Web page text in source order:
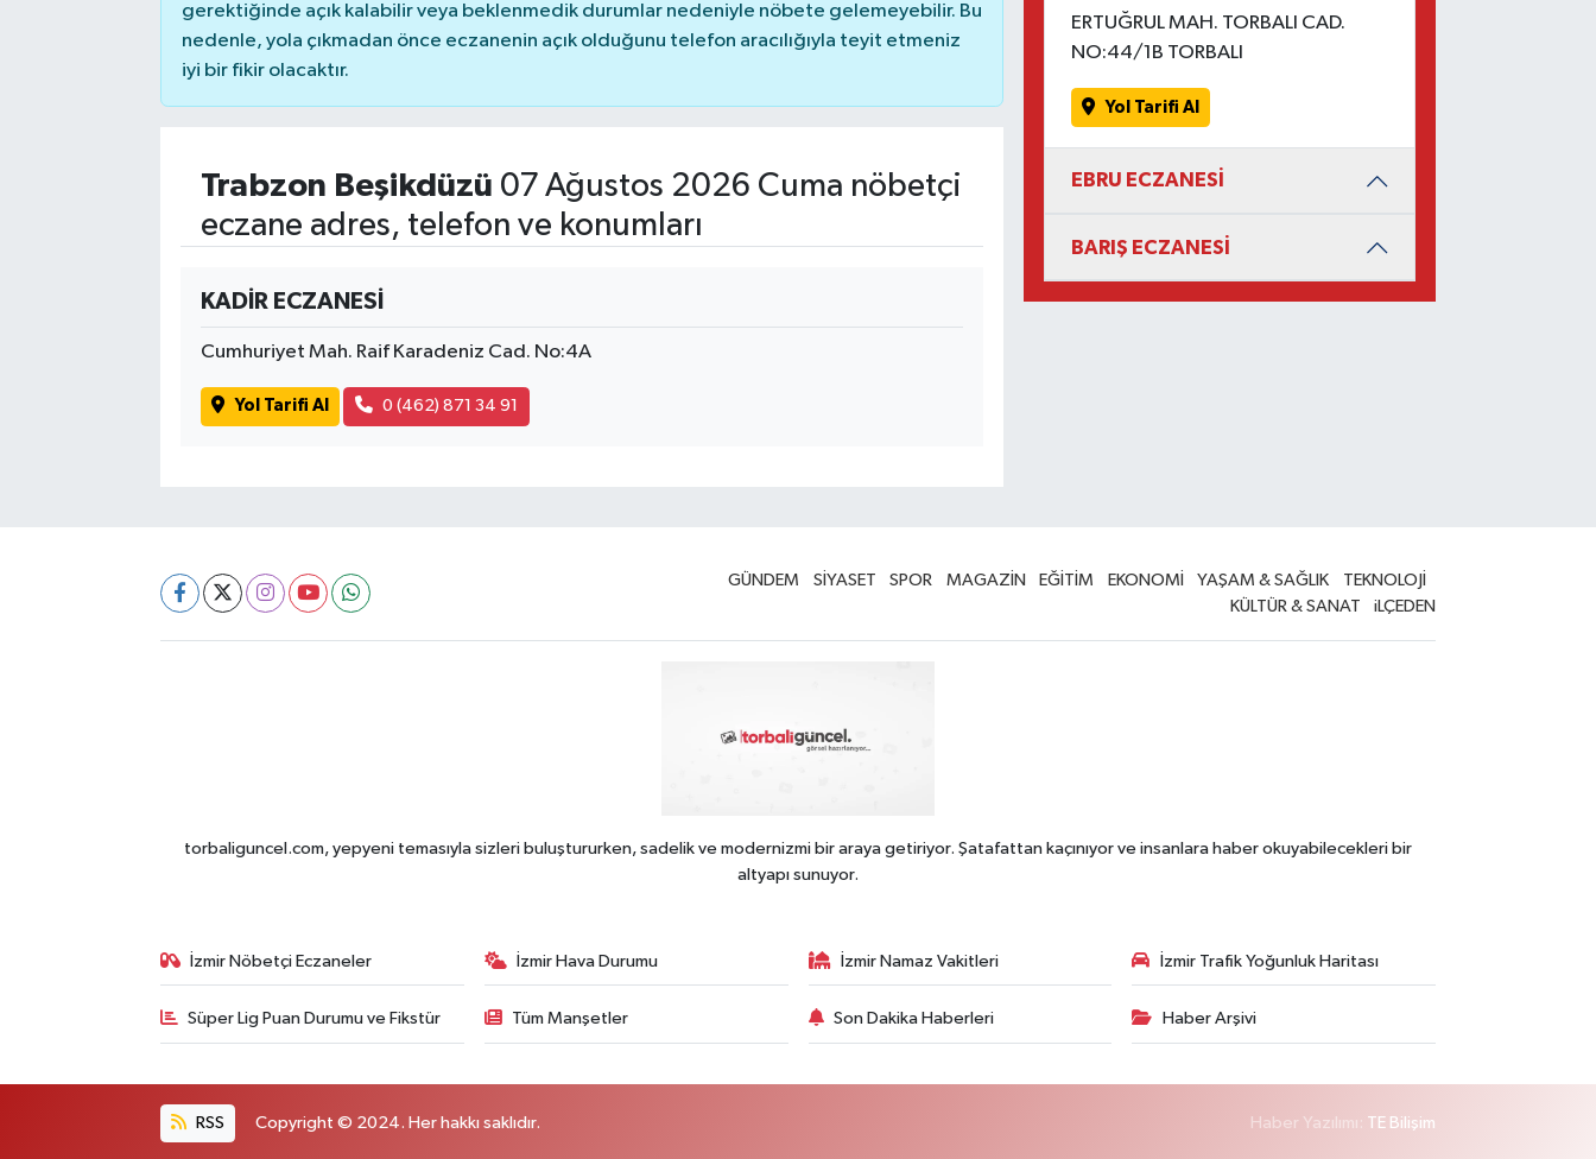
gerektiğinde açık kalabilir veya beklenmedik durumlar nedeniyle nöbete gelemeyebilir. Bu
nedenle, yola çıkmadan önce eczanenin açık olduğunu telefon aracılığıyla teyit etmeniz
iyi bir fikir olacaktır.
Trabzon Beşikdüzü 07 Ağustos 2026 Cuma nöbetçi
eczane adres, telefon ve konumları
KADİR ECZANESİ
Cumhuriyet Mah. Raif Karadeniz Cad. No:4A
Yol Tarifi Al 0 (462) 871 34 91
ERTUĞRUL MAH. TORBALI CAD.
NO:44/1B TORBALI
Yol Tarifi Al
EBRU ECZANESİ
BARIŞ ECZANESİ
GÜNDEM SİYASET SPOR MAGAZİN EĞİTİM EKONOMİ YAŞAM & SAĞLIK
TEKNOLOJİ
KÜLTÜR & SANAT
iLÇEDEN
torbaliguncel.com, yepyeni temasıyla sizleri buluştururken, sadelik ve modernizmi bir araya getiriyor. Şatafattan kaçınıyor ve insanlara haber okuyabilecekleri bir
altyapı sunuyor.
İzmir Nöbetçi Eczaneler İzmir Hava Durumu İzmir Namaz Vakitleri İzmir Trafik Yoğunluk Haritası
Süper Lig Puan Durumu ve Fikstür Tüm Manşetler Son Dakika Haberleri Haber Arşivi
RSS Copyright © 2024. Her hakkı saklıdır. Haber Yazılımı: TE Bilişim